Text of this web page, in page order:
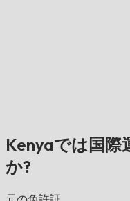
Kenyaでは国際
か?